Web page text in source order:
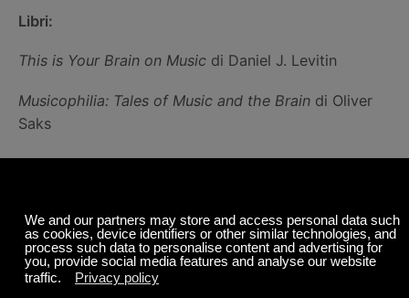
Libri:
This is Your Brain on Music di Daniel J. Levitin
Musicophilia: Tales of Music and the Brain di Oliver
Saks
Condividi